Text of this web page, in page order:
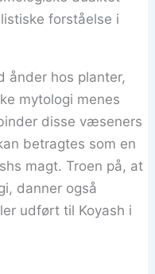
forståelse i
ånder hos planter,
mytologi menes
disse væseners
betragtes som en
magt. Troen på, at
danner også
udført til Koyash i